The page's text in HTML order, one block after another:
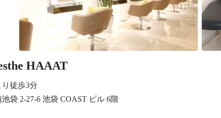
HAAAT
徒歩3分
袋 2-27-6 池袋 COAST ビル 6階